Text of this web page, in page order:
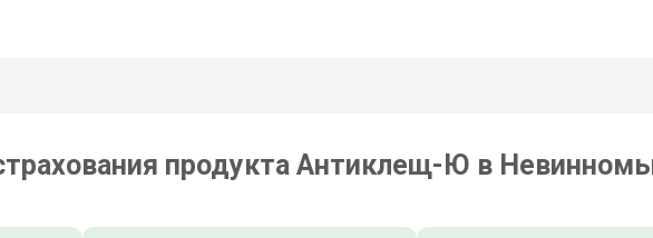
продукта Антиклещ-Ю в